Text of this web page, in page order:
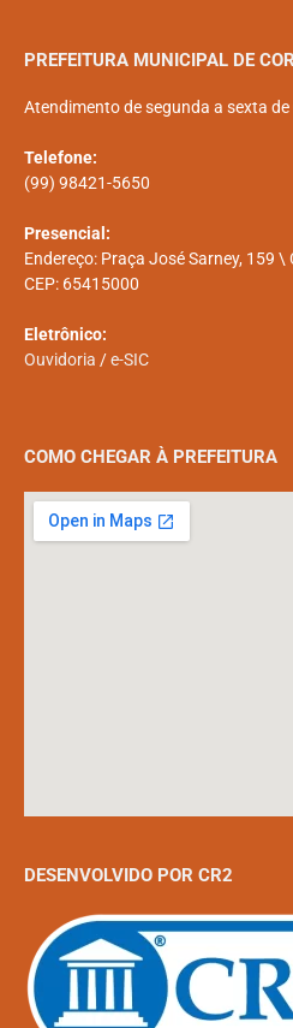
PREFEITURA MUNICIPAL DE
Atendimento de segunda a sexta
Telefone:
(99) 98421-5650
Presencial:
Endereço: Praça José Sarney, 159 \
CEP: 65415000
Eletrônico:
Ouvidoria /e-SIC
COMO CHEGAR À PREFEITURA
DESENVOLVIDO POR CR2